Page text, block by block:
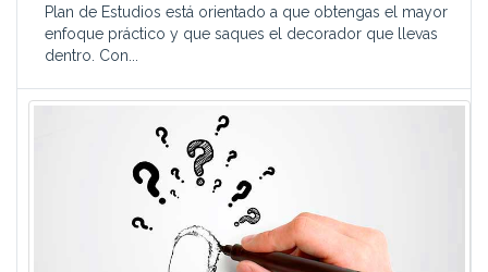
Plan de Estudios está orientado a que obtengas el mayor
enfoque práctico y que saques el decorador que llevas
dentro. Con...